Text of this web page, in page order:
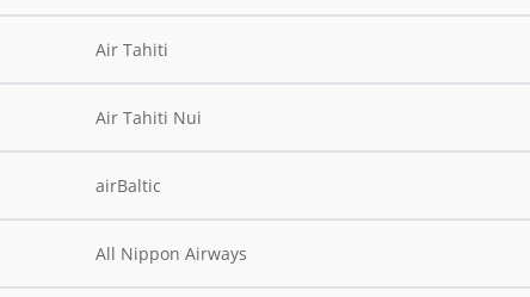
Air Tahiti
Air Tahiti Nui
airBaltic
All Nippon Airways